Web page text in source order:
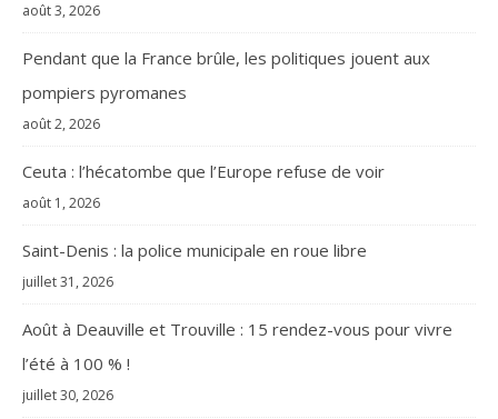
août 3, 2026
Pendant que la France brûle, les politiques jouent aux
pompiers pyromanes
août 2, 2026
Ceuta : l’hécatombe que l’Europe refuse de voir
août 1, 2026
Saint-Denis : la police municipale en roue libre
juillet 31, 2026
Août à Deauville et Trouville : 15 rendez-vous pour vivre
l’été à 100 % !
juillet 30, 2026